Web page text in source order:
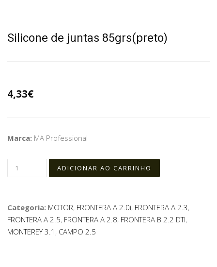
Silicone de juntas 85grs(preto)
4,33€
Marca: MA Professional
Categoria: MOTOR, FRONTERA A 2.0i, FRONTERA A 2.3,
FRONTERA A 2.5, FRONTERA A 2.8, FRONTERA B 2.2 DTI,
MONTEREY 3.1 , CAMPO 2.5